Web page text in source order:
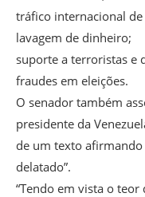
tráfico internacional de
lavagem de dinheiro;
suporte a terroristas e
fraudes em eleições.
O senador também
presidente da
de um texto
delatado”.
“Tendo em vista o